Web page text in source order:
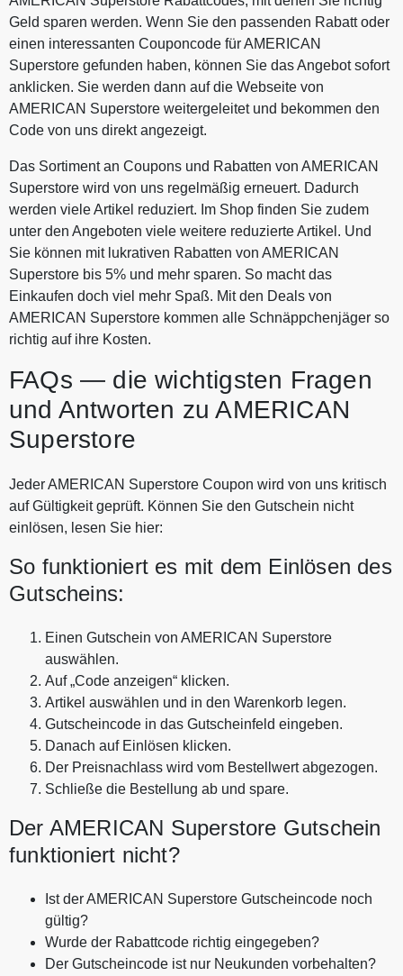
Geld sparen werden. Wenn Sie den passenden Rabatt oder
einen interessanten Couponcode für AMERICAN
Superstore gefunden haben, können Sie das Angebot sofort
anklicken. Sie werden dann auf die Webseite von
AMERICAN Superstore weitergeleitet und bekommen den
Code von uns direkt angezeigt.
Das Sortiment an Coupons und Rabatten von AMERICAN
Superstore wird von uns regelmäßig erneuert. Dadurch
werden viele Artikel reduziert. Im Shop finden Sie zudem
unter den Angeboten viele weitere reduzierte Artikel. Und
Sie können mit lukrativen Rabatten von AMERICAN
Superstore bis 5% und mehr sparen. So macht das
Einkaufen doch viel mehr Spaß. Mit den Deals von
AMERICAN Superstore kommen alle Schnäppchenjäger so
richtig auf ihre Kosten.
FAQs — die wichtigsten Fragen
und Antworten zu AMERICAN
Superstore
Jeder AMERICAN Superstore Coupon wird von uns kritisch
auf Gültigkeit geprüft. Können Sie den Gutschein nicht
einlösen, lesen Sie hier:
So funktioniert es mit dem Einlösen des
Gutscheins:
Einen Gutschein von AMERICAN Superstore
auswählen.
Auf „Code anzeigen“ klicken.
Artikel auswählen und in den Warenkorb legen.
Gutscheincode in das Gutscheinfeld eingeben.
Danach auf Einlösen klicken.
Der Preisnachlass wird vom Bestellwert abgezogen.
Schließe die Bestellung ab und spare.
Der AMERICAN Superstore Gutschein
funktioniert nicht?
Ist der AMERICAN Superstore Gutscheincode noch
gültig?
Wurde der Rabattcode richtig eingegeben?
Der Gutscheincode ist nur Neukunden vorbehalten?